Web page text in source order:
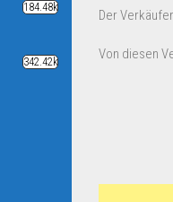
Der
Von diesen
184.48k
342.42k